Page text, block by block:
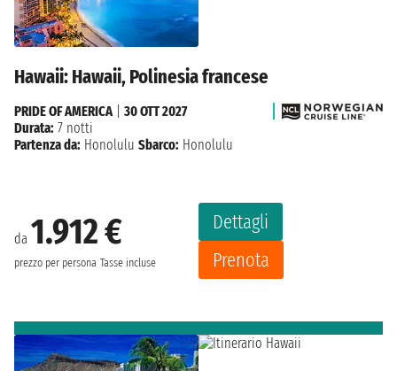
Hawaii: Hawaii, Polinesia francese
da 1.912 €
prezzo per persona Tasse incluse
Dettagli
Prenota
PRIDE OF AMERICA
30 OTT 2027
Durata: 7 notti
Partenza da: Honolulu Sbarco: Honolulu